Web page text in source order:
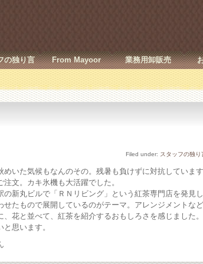
の独り言 From Mayoor 業務用卸販売
Filed under: スタッフの独り
いた気候もなんのその。残暑も負けずに対抗していま
文。カキ氷機も大活躍でした。
の新丸ビルで「ＲＮリビング」という紅茶専門店を発見
せたもので展開しているのがテーマ。アレンジメントな
、花と並べて、紅茶を紹介するおもしろさを感じました
思います。